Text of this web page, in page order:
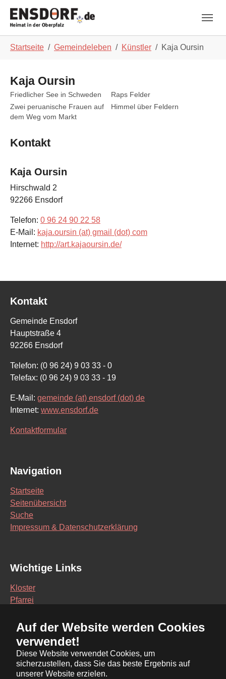
Auf der Website werden Cookies
verwendet!
Diese Website verwendet Cookies, um
sicherzustellen, dass Sie das beste Ergebnis auf
unserer Website erzielen.
Startseite Gemeindeleben Künstler Kaja Oursin
Show larger version
Friedlicher See in Schweden Show larger version
Raps Felder
Show larger version
Zwei peruanische Frauen auf
dem Weg vom Markt
Show larger version
Himmel über Feldern
Kaja Oursin
Kontakt
Kaja Oursin
Hirschwald 2
92266 Ensdorf
Telefon: 0 96 24 90 22 58
E-Mail: kaja.oursin (at) gmail (dot) com
Internet: http://art.kajaoursin.de/
Kontakt
Gemeinde Ensdorf
Hauptstraße 4
92266 Ensdorf
Telefon: (0 96 24) 9 03 33 - 0
Telefax: (0 96 24) 9 03 33 - 19
E-Mail: gemeinde (at) ensdorf (dot) de
Internet: www.ensdorf.de
Kontaktformular
Navigation
Startseite
Seitenübersicht
Suche
Impressum & Datenschutzerklärung
Wichtige Links
Kloster
Pfarrei
Vereine
Interaktive Karte
Bürgerservice Online
Ratsinformationssystem